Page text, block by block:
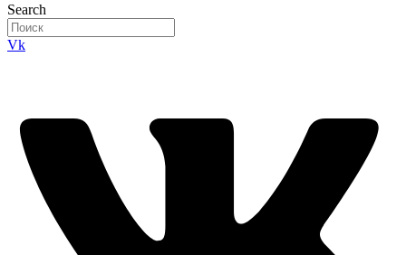
Search
Vk